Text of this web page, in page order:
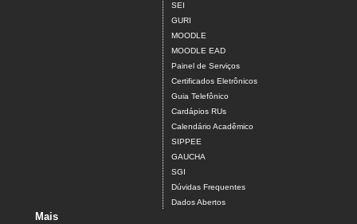
SEI
GURI
MOODLE
MOODLE EAD
Painel de Serviços
Certificados Eletrônicos
Guia Telefônico
Cardápios RUs
Calendário Acadêmico
SIPPEE
GAUCHA
SGI
Dúvidas Frequentes
Dados Abertos
Mais